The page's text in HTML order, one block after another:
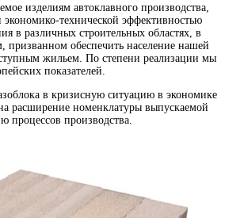
изделиям автоклавного производства,
технической эффективностью
в различных строительных областях, в
обеспечить население нашей
жильем. По степени реализации мы
показателей.
в кризисную ситуацию в экономике
расширение номенклатуры выпускаемой
производства.